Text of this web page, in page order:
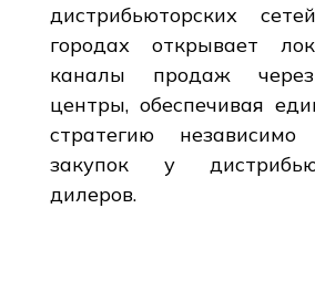
дистрибьюторских
городах открывает
каналы продаж
центры, обеспечивая
стратегию
закупок у
дилеров.